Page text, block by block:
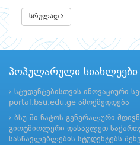
სრულად
პოპულარული სიახლეები
სტუდენტებისთვის ინოვაციური
portal.bsu.edu.ge ამოქმედდება
ბსუ-ში ნატოს გენერალური
გიოტმიოლერი დასავლეთ
სასწავლებლების სტუდენტებს